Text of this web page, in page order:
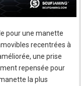
pour une manette
recentrées à
une prise
repensée pour
la plus